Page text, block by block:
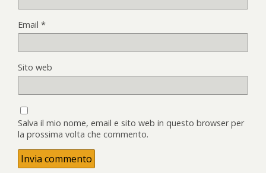
Email *
Sito web
Salva il mio nome, email e sito web in questo browser per
la prossima volta che commento.